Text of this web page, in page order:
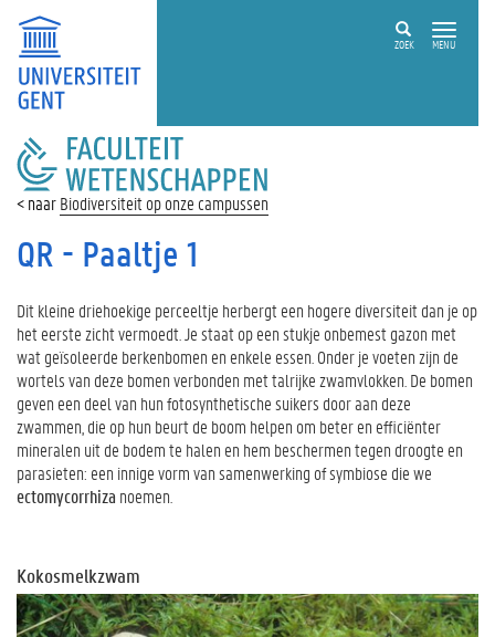
ZOEK MENU
FACULTEIT
WETENSCHAPPEN
Biodiversiteit op onze campussen
QR - Paaltje 1
Dit kleine driehoekige perceeltje herbergt een hogere diversiteit dan je op
het eerste zicht vermoedt. Je staat op een stukje onbemest gazon met
wat geïsoleerde berkenbomen en enkele essen. Onder je voeten zijn de
wortels van deze bomen verbonden met talrijke zwamvlokken. De bomen
geven een deel van hun fotosynthetische suikers door aan deze
zwammen, die op hun beurt de boom helpen om beter en efficiënter
mineralen uit de bodem te halen en hem beschermen tegen droogte en
parasieten: een innige vorm van samenwerking of symbiose die we
ectomycorrhiza noemen.
Kokosmelkzwam